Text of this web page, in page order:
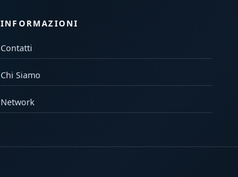
INFORMAZIONI
Contatti
Chi Siamo
Network